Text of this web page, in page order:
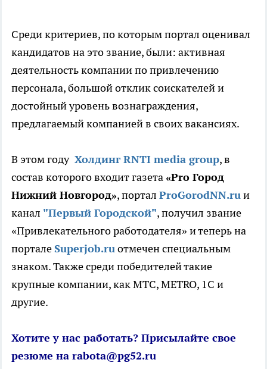
Среди критериев, по которым портал оценивал
кандидатов на это звание, были: активная
деятельность компании по привлечению
персонала, большой отклик соискателей и
достойный уровень вознаграждения,
предлагаемый компанией в своих вакансиях.
В этом году Холдинг RNTI media group, в
состав которого входит газета «Pro Город
Нижний Новгород»,портал ProGorodNN.ruи
канал "Первый Городской", получил звание
«Привлекательного работодателя» и теперь на
порталеSuperjob.ruотмечен специальным
знаком.Также среди победителей такие
крупные компании, как МТС, METRO, 1С и
другие.
Хотите у нас работать? Присылайте свое
резюме на rabota@pg52.ru